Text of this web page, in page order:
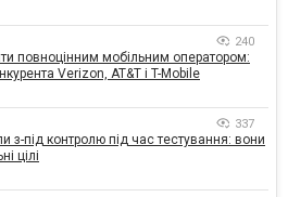
240
повноцінним мобільним оператором:
Verizon, AT&T і T-Mobile
337
з-під контролю під час тестування: вони
цілі